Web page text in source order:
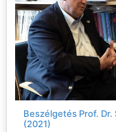
Beszélgetés Prof.
(2021)